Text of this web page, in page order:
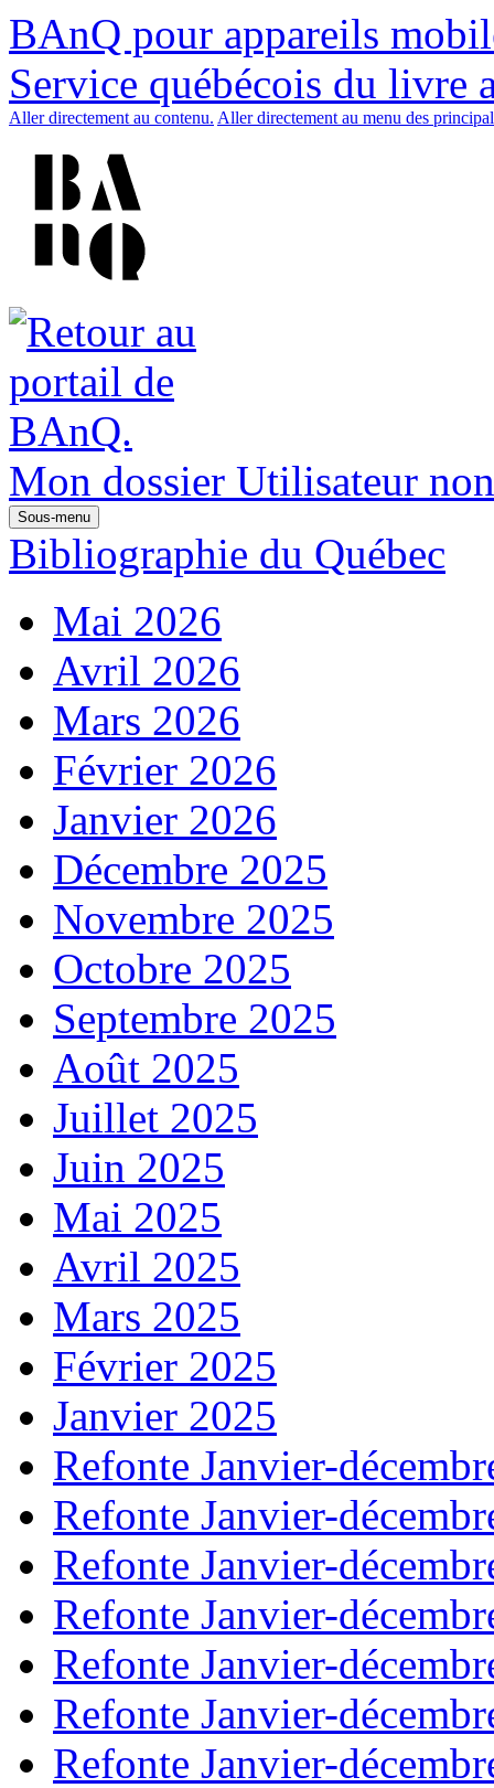
BAnQ pour appareils
Service québécois du livre
Aller directement au contenu. Aller directement au menu des
Mon dossier Utilisateur
Sous-menu
Bibliographie du Québec
Mai 2026
Avril 2026
Mars 2026
Février 2026
Janvier 2026
Décembre 2025
Novembre 2025
Octobre 2025
Septembre 2025
Août 2025
Juillet 2025
Juin 2025
Mai 2025
Avril 2025
Mars 2025
Février 2025
Janvier 2025
Refonte Janvier-
Refonte Janvier-
Refonte Janvier-
Refonte Janvier-
Refonte Janvier-
Refonte Janvier-
Refonte Janvier-